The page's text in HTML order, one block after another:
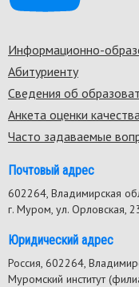
Footer
menu
Информационно-
Абитуриенту
Сведения об
Анкета оценки
Часто задаваемые
Почтовый адрес
602264, Владимирская
г. Муром, ул. Орловская,
Юридический адрес
Россия, 602264,
Муромский институт